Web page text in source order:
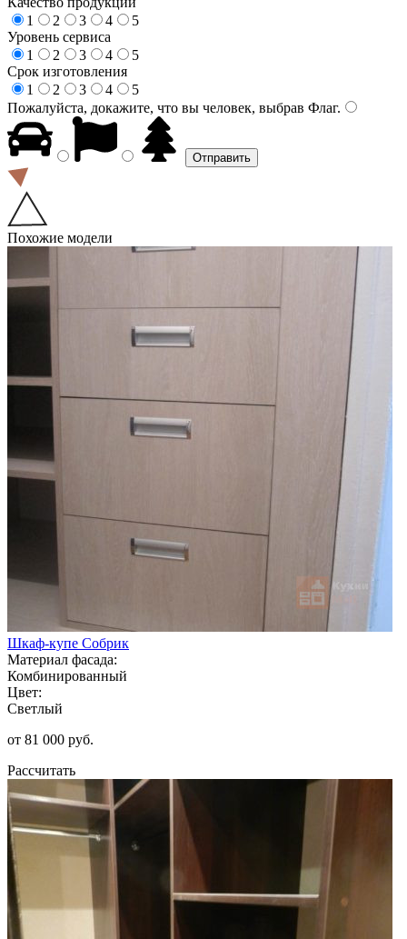
1
2 3 4
5
Уровень сервиса
1
2 3 4
5
Срок изготовления
1
2 3 4
5
Пожалуйста, докажите, что вы человек, выбрав Флаг.
Похожие модели
Шкаф-купе Собрик
Материал фасада:
Комбинированный
Цвет:
Светлый
от 81 000 руб.
Рассчитать